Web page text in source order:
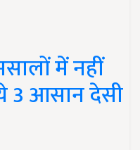
में नहीं
3 आसान देसी